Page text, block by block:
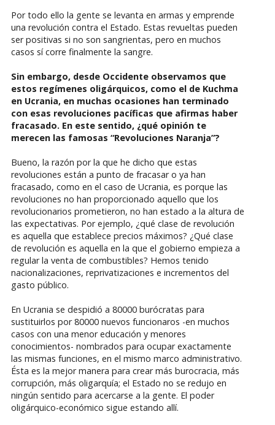
Por todo ello la gente se levanta en armas y emprende
una revolución contra el Estado. Estas revueltas pueden
ser positivas si no son sangrientas, pero en muchos
casos sí corre finalmente la sangre.
Sin embargo, desde Occidente observamos que
estos regímenes oligárquicos, como el de Kuchma
en Ucrania, en muchas ocasiones han terminado
con esas revoluciones pacíficas que afirmas haber
fracasado. En este sentido, ¿qué opinión te
merecen las famosas “Revoluciones Naranja”?
Bueno, la razón por la que he dicho que estas
revoluciones están a punto de fracasar o ya han
fracasado, como en el caso de Ucrania, es porque las
revoluciones no han proporcionado aquello que los
revolucionarios prometieron, no han estado a la altura de
las expectativas. Por ejemplo, ¿qué clase de revolución
es aquella que establece precios máximos? ¿Qué clase
de revolución es aquella en la que el gobierno empieza a
regular la venta de combustibles? Hemos tenido
nacionalizaciones, reprivatizaciones e incrementos del
gasto público.
En Ucrania se despidió a 80000 burócratas para
sustituirlos por 80000 nuevos funcionaros -en muchos
casos con una menor educación y menores
conocimientos- nombrados para ocupar exactamente
las mismas funciones, en el mismo marco administrativo.
Ésta es la mejor manera para crear más burocracia, más
corrupción, más oligarquía; el Estado no se redujo en
ningún sentido para acercarse a la gente. El poder
oligárquico-económico sigue estando allí.